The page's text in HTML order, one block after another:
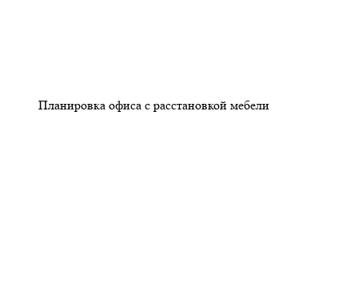
Планировка офиса с расстановкой мебели